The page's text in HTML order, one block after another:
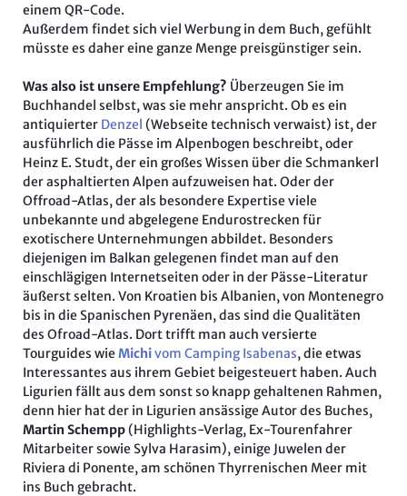
einem QR-Code.
Außerdem findet sich viel Werbung in dem Buch, gefühlt
müsste es daher eine ganze Menge preisgünstiger sein.
Was also ist unsere Empfehlung? Überzeugen Sie im
Buchhandel selbst, was sie mehr anspricht. Ob es ein
antiquierter Denzel (Webseite technisch verwaist) ist, der
ausführlich die Pässe im Alpenbogen beschreibt, oder
Heinz E. Studt, der ein großes Wissen über die Schmankerl
der asphaltierten Alpen aufzuweisen hat. Oder der
Offroad-Atlas, der als besondere Expertise viele
unbekannte und abgelegene Endurostrecken für
exotischere Unternehmungen abbildet. Besonders
diejenigen im Balkan gelegenen findet man auf den
einschlägigen Internetseiten oder in der Pässe-Literatur
äußerst selten. Von Kroatien bis Albanien, von Montenegro
bis in die Spanischen Pyrenäen, das sind die Qualitäten
des Ofroad-Atlas. Dort trifft man auch versierte
Tourguides wieMichivom Camping Isabenas, die etwas
Interessantes aus ihrem Gebiet beigesteuert haben. Auch
Ligurien fällt aus dem sonst so knapp gehaltenen Rahmen,
denn hier hat der in Ligurien ansässige Autor des Buches,
Martin Schempp(Highlights-Verlag, Ex-Tourenfahrer
Mitarbeiter sowie Sylva Harasim), einige Juwelen der
Riviera di Ponente, am schönen Thyrrenischen Meer mit
ins Buch gebracht.